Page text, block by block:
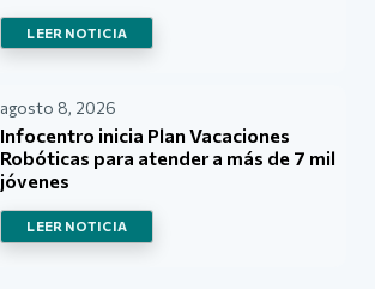
LEER NOTICIA
agosto 8, 2026
Infocentro inicia Plan Vacaciones
Robóticas para atender a más de 7 mil
jóvenes
LEER NOTICIA